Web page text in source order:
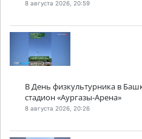
8 августа 2026, 20:59
В День физкультурника в
стадион «Аургазы-Арена»
8 августа 2026, 20:26